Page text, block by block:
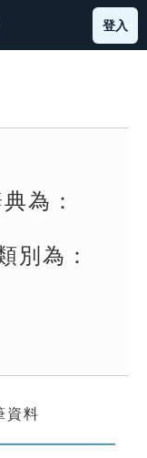
登入
為：
別為：
資料